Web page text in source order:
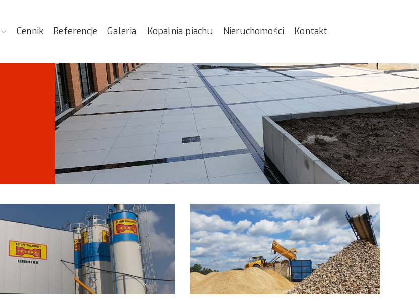
Cennik Referencje Galeria Kopalnia piachu Nieruchomości Kontakt